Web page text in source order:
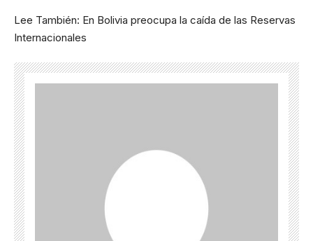
Lee También: En Bolivia preocupa la caída de las Reservas
Internacionales